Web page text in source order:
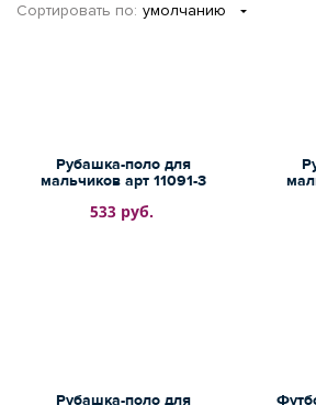
Сортировать по: умолчанию
Рубашка-поло для
мальчиков арт 11091-3
533 руб.
Рубашка-поло для